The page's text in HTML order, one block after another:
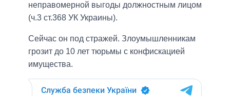
неправомерной выгоды должностным лицом
(ч.3 ст.368 УК Украины).
Сейчас он под стражей. Злоумышленникам
грозит до 10 лет тюрьмы с конфискацией
имущества.